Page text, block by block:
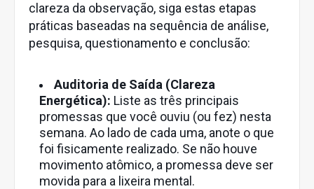
clareza da observação, siga estas etapas
práticas baseadas na sequência de análise,
pesquisa, questionamento e conclusão:
Auditoria de Saída (Clareza
Energética): Liste as três principais
promessas que você ouviu (ou fez) nesta
semana. Ao lado de cada uma, anote o que
foi fisicamente realizado. Se não houve
movimento atômico, a promessa deve ser
movida para a lixeira mental.